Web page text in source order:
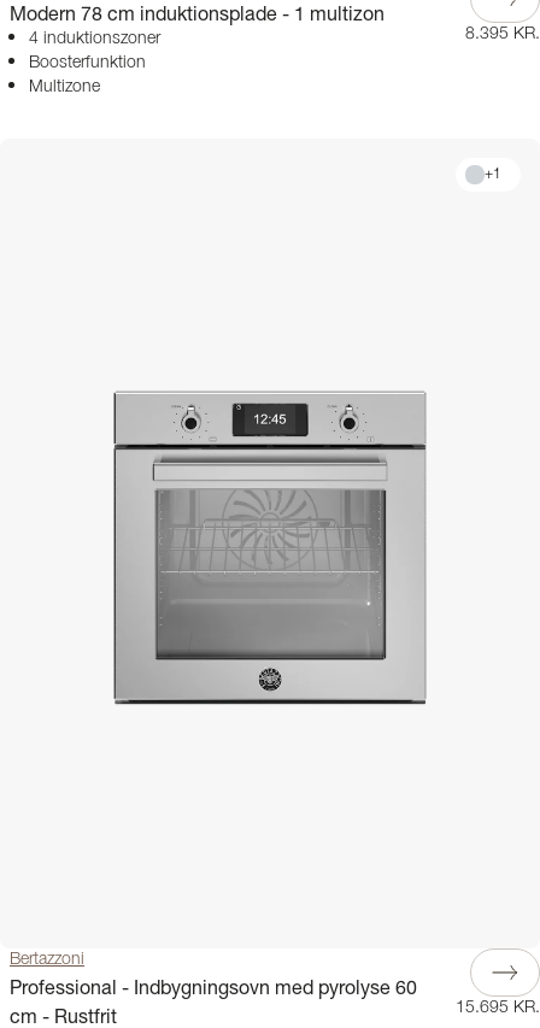
Modern 78 cm induktionsplade - 1 multizon
4 induktionszoner
Boosterfunktion
Multizone
8.395 KR.
+1
Bertazzoni
Professional - Indbygningsovn med pyrolyse 60
cm - Rustfrit
15.695 KR.